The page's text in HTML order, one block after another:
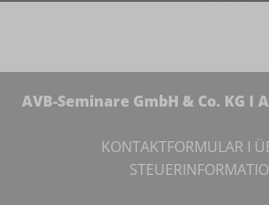
AVB-Seminare GmbH & Co. KG I
KONTAKTFORMULAR I